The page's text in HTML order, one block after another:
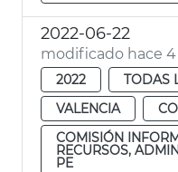
2022-06-22
modificado hace 4
2022
TODAS
VALENCIA
COMISIÓN
RECURSOS,
PE